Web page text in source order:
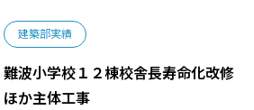
建築部実績
難波小学校１２棟校舎長寿命化改修
ほか主体工事